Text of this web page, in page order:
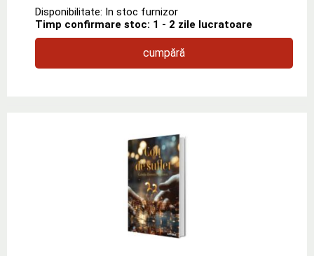
Disponibilitate: In stoc furnizor
Timp confirmare stoc: 1 - 2 zile lucratoare
cumpără